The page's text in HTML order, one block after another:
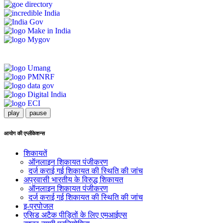
play pause
आयोग की एप्लीकेशन्स
शिकायतें
ऑनलाइन शिकायत पंजीकरण
दर्ज कराई गई शिकायत की स्थिति की जांच
अप्रवासी भारतीय के विरुद्ध शिकायत
ऑनलाइन शिकायत पंजीकरण
दर्ज कराई गई शिकायत की स्थिति की जांच
इ-प्रपोजल
एसिड अटैक पीड़ितों के लिए एमआईएस